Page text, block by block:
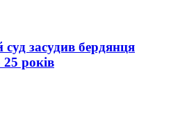
суд засудив бердянця
років